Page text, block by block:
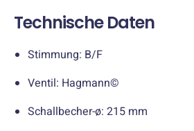
Technische Daten
Stimmung: B/F
Ventil: Hagmann©
Schallbecher-ø: 215 mm